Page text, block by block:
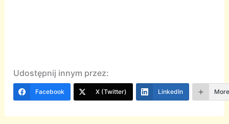
Udostępnij innym przez:
Facebook X (Twitter) LinkedIn